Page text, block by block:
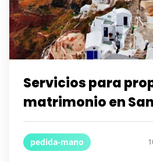
Servicios para
matrimonio en
pedida-mano